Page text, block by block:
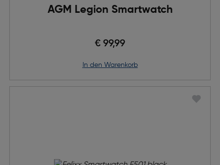
AGM Legion Smartwatch
€ 99,99
in den Warenkorb